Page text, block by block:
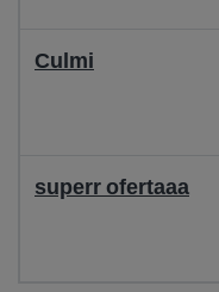
Culmi
superr ofertaaa